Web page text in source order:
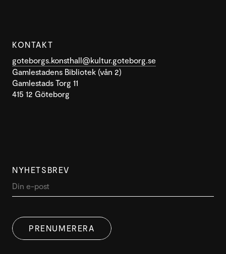
KONTAKT
goteborgs.konsthall@kultur.goteborg.se
Gamlestadens Bibliotek (vån 2)
Gamlestads Torg 11
415 12 Göteborg
NYHETSBREV
PRENUMERERA
COOKIES